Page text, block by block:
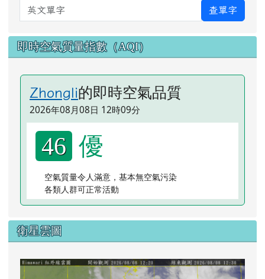
英文單字 查單字
即時空氣質量指數（AQI）
Zhongli的即時空氣品質
2026年08月08日 12時09分
46 優
空氣質量令人滿意，基本無空氣污染
各類人群可正常活動
衛星雲圖
link